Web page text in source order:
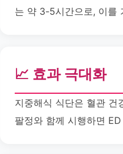
는 약 3-5시간으로, 이를
📈 효과 극대화
지중해식 식단은 혈관 건
팔정와 함께 시행하면